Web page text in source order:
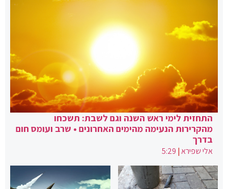
התחזית לימי ראש השנה וגם לשבת: תשכחו
מהקרירות הנעימה מהימים האחרונים • שרב ועומס חום
בדרך
אלי שפירא|
5:29